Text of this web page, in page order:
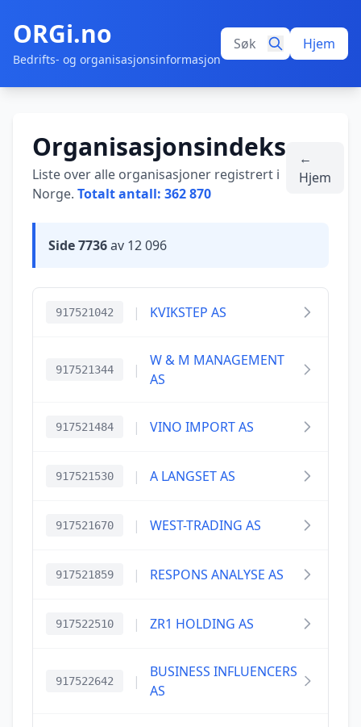
ORGi.no
Bedrifts- og organisasjonsinformasjon
Hjem
Organisasjonsindeks
Liste over alle organisasjoner registrert i
Norge. Totalt antall: 362 870
←
Hjem
Side 7736av 12 096
917521042 | KVIKSTEP AS
917521344 |
W & M MANAGEMENT
AS
917521484 | VINO IMPORT AS
917521530 | A LANGSET AS
917521670 | WEST-TRADING AS
917521859 | RESPONS ANALYSE AS
917522510 | ZR1 HOLDING AS
917522642 |
BUSINESS INFLUENCERS
AS